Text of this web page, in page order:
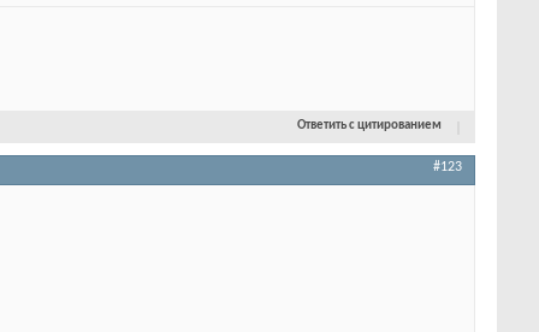
Ответить с цитированием
#123